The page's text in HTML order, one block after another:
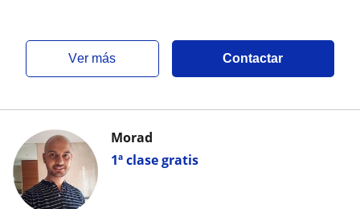
ver más Contactar
1ª clase gratis
Morad